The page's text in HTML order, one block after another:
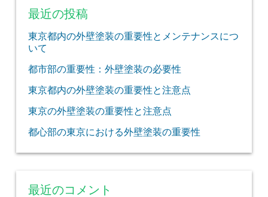
最近の投稿
東京都内の外壁塗装の重要性とメンテナンスにつ
いて
都市部の重要性：外壁塗装の必要性
東京都内の外壁塗装の重要性と注意点
東京の外壁塗装の重要性と注意点
都心部の東京における外壁塗装の重要性
最近のコメント